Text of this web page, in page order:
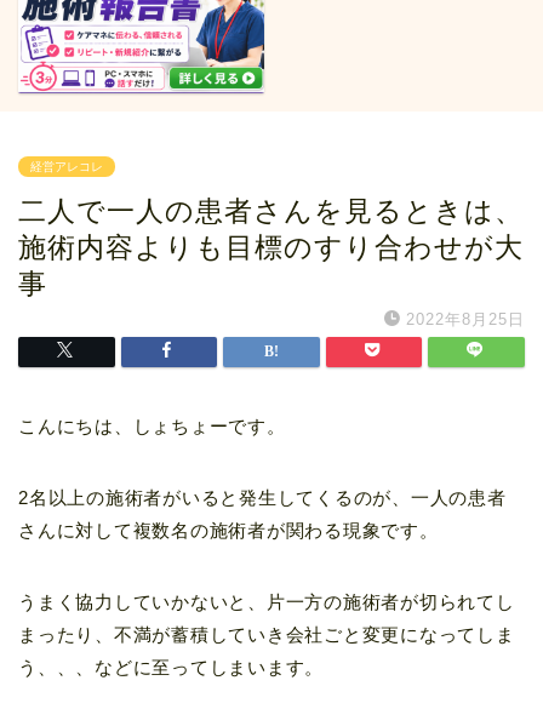
経営アレコレ
二人で一人の患者さんを見るときは、
施術内容よりも目標のすり合わせが大
事
2022年8月25日
こんにちは、しょちょーです。
2名以上の施術者がいると発生してくるのが、一人の患者
さんに対して複数名の施術者が関わる現象です。
うまく協力していかないと、片一方の施術者が切られてし
まったり、不満が蓄積していき会社ごと変更になってしま
う、、、などに至ってしまいます。